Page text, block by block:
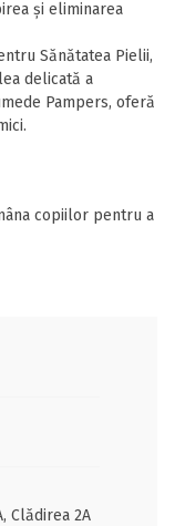
și eliminarea
Sănătatea Pielii,
delicată a
Pampers, oferă
copiilor pentru a
Clădirea 2A